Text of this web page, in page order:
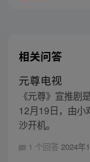
相关问答
元尊电视
《元尊》宣推剧
12月19日，由小
沙开机。
1 个回答 2024年